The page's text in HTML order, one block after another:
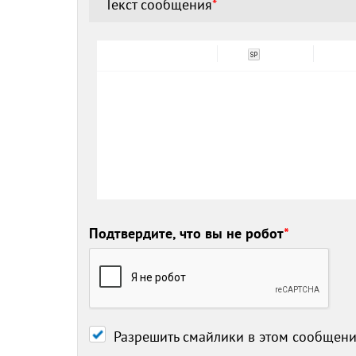
Текст сообщения*
Подтвердите, что вы не робот*
Разрешить смайлики в этом